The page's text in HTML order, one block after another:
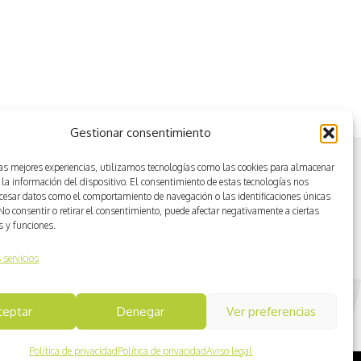
Gestionar consentimiento
mejores experiencias, utilizamos tecnologías como las cookies para almacenar
la información del dispositivo. El consentimiento de estas tecnologías nos
datos como el comportamiento de navegación o las identificaciones únicas
consentir o retirar el consentimiento, puede afectar negativamente a ciertas
y funciones.
servicios
Denegar Ver preferencias
Política de privacidadPolítica de privacidadAviso legal